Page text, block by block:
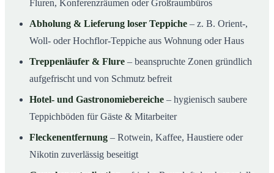
Fluren, Konferenzräumen oder Großraumbüros
Abholung & Lieferung loser Teppiche – z. B. Orient-,
Woll- oder Hochflor-Teppiche aus Wohnung oder Haus
Treppenläufer & Flure – beanspruchte Zonen gründlich
aufgefrischt und von Schmutz befreit
Hotel- und Gastronomiebereiche – hygienisch saubere
Teppichböden für Gäste & Mitarbeiter
Fleckenentfernung – Rotwein, Kaffee, Haustiere oder
Nikotin zuverlässig beseitigt